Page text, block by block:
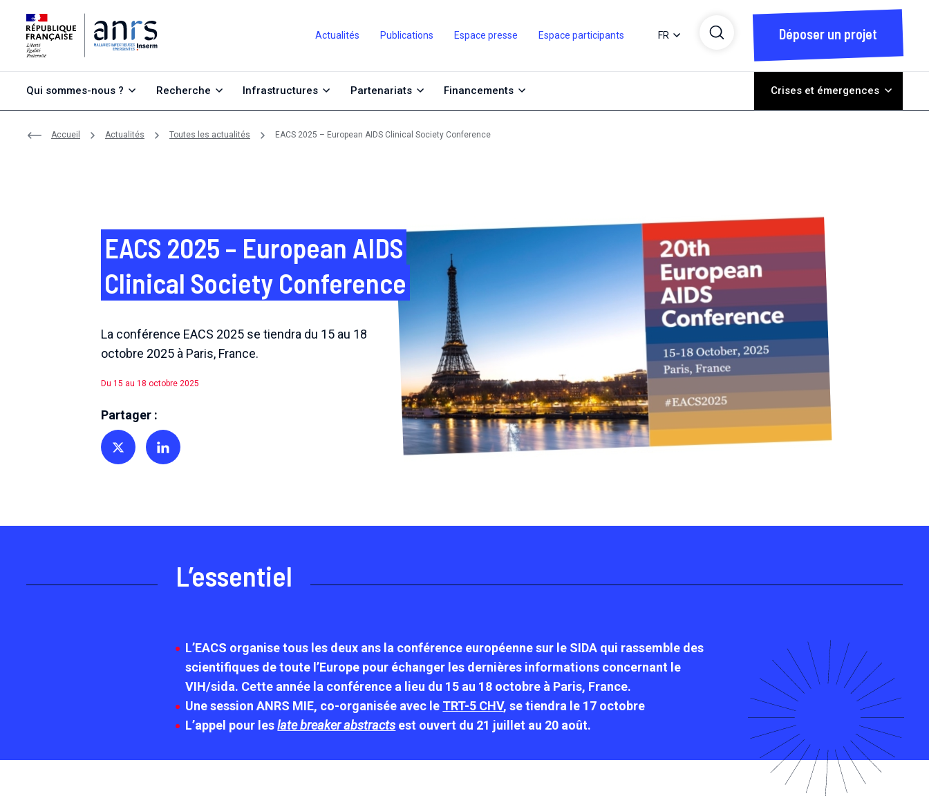
Actualités Publications Espace presse Espace participants FR Déposer un projet
Qui sommes-nous ? Recherche Infrastructures Partenariats Financements Crises et émergences
Accueil Actualités Toutes les actualités EACS 2025 – European AIDS Clinical Society Conference
EACS 2025 – European AIDS
Clinical Society Conference
La conférence EACS 2025 se tiendra du 15 au 18
octobre 2025 à Paris, France.
Du 15 au 18 octobre 2025
Partager :
Partager sur TwitterPartager sur Linkedin
L’essentiel
L’EACS organise tous les deux ans la conférence européenne sur le SIDA qui rassemble des
scientifiques de toute l’Europe pour échanger les dernières informations concernant le
VIH/sida. Cette année la conférence a lieu du 15 au 18 octobre à Paris, France.
Une session ANRS MIE, co-organisée avec le TRT-5 CHV, se tiendra le 17 octobre
L’appel pour leslate breaker abstracts est ouvert du 21 juillet au 20 août.